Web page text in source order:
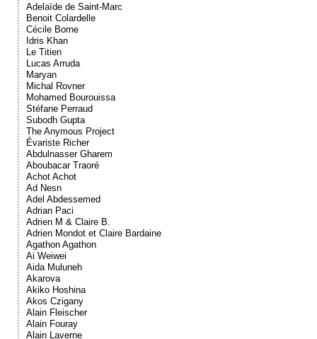
Adelaïde de Saint-Marc
Benoit Colardelle
Cécile Borne
Idris Khan
Le Titien
Lucas Arruda
Maryan
Michal Rovner
Mohamed Bourouissa
Stéfane Perraud
Subodh Gupta
The Anymous Project
Évariste Richer
Abdulnasser Gharem
Aboubacar Traoré
Achot Achot
Ad Nesn
Adel Abdessemed
Adrian Paci
Adrien M & Claire B.
Adrien Mondot et Claire Bardaine
Agathon Agathon
Ai Weiwei
Aida Muluneh
Akarova
Akiko Hoshina
Akos Czigany
Alain Fleischer
Alain Fouray
Alain Laverne